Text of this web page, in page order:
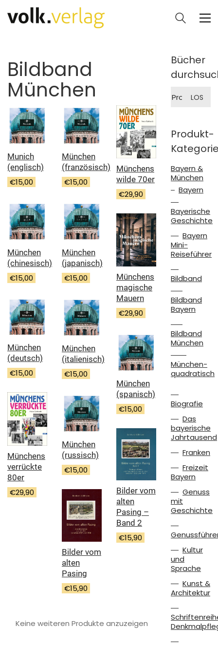
Bildband
München
Munich
(englisch)
€15,00
München
(französisch)
€15,00
Münchens
wilde 70er
€29,90
München
(chinesisch)
€15,00
München
(japanisch)
€15,00
Münchens
magische
Mauern
€29,90
München
(deutsch)
€15,00
München
(italienisch)
€15,00
München
(spanisch)
€15,00
Münchens
verrückte
80er
€29,90
München
(russisch)
€15,00
Bilder vom
alten
Pasing –
Band 2
€15,90
Bilder vom
alten
Pasing
€15,90
Keine weiteren Produkte anzuzeigen
Bücher
nach:
LOS
Produkt-
Bayern &
München
Bayern
Bayerische
Geschichte
Bayern
Mini-
Reiseführer
Bildband
Bildband
Bayern
Bildband
München
München-
quadratisch
Biografie
Das
bayerische
Jahrtausend
Franken
Freizeit
Bayern
Genuss
mit
Geschichte
Kultur
und
Sprache
Kunst &
Architektur